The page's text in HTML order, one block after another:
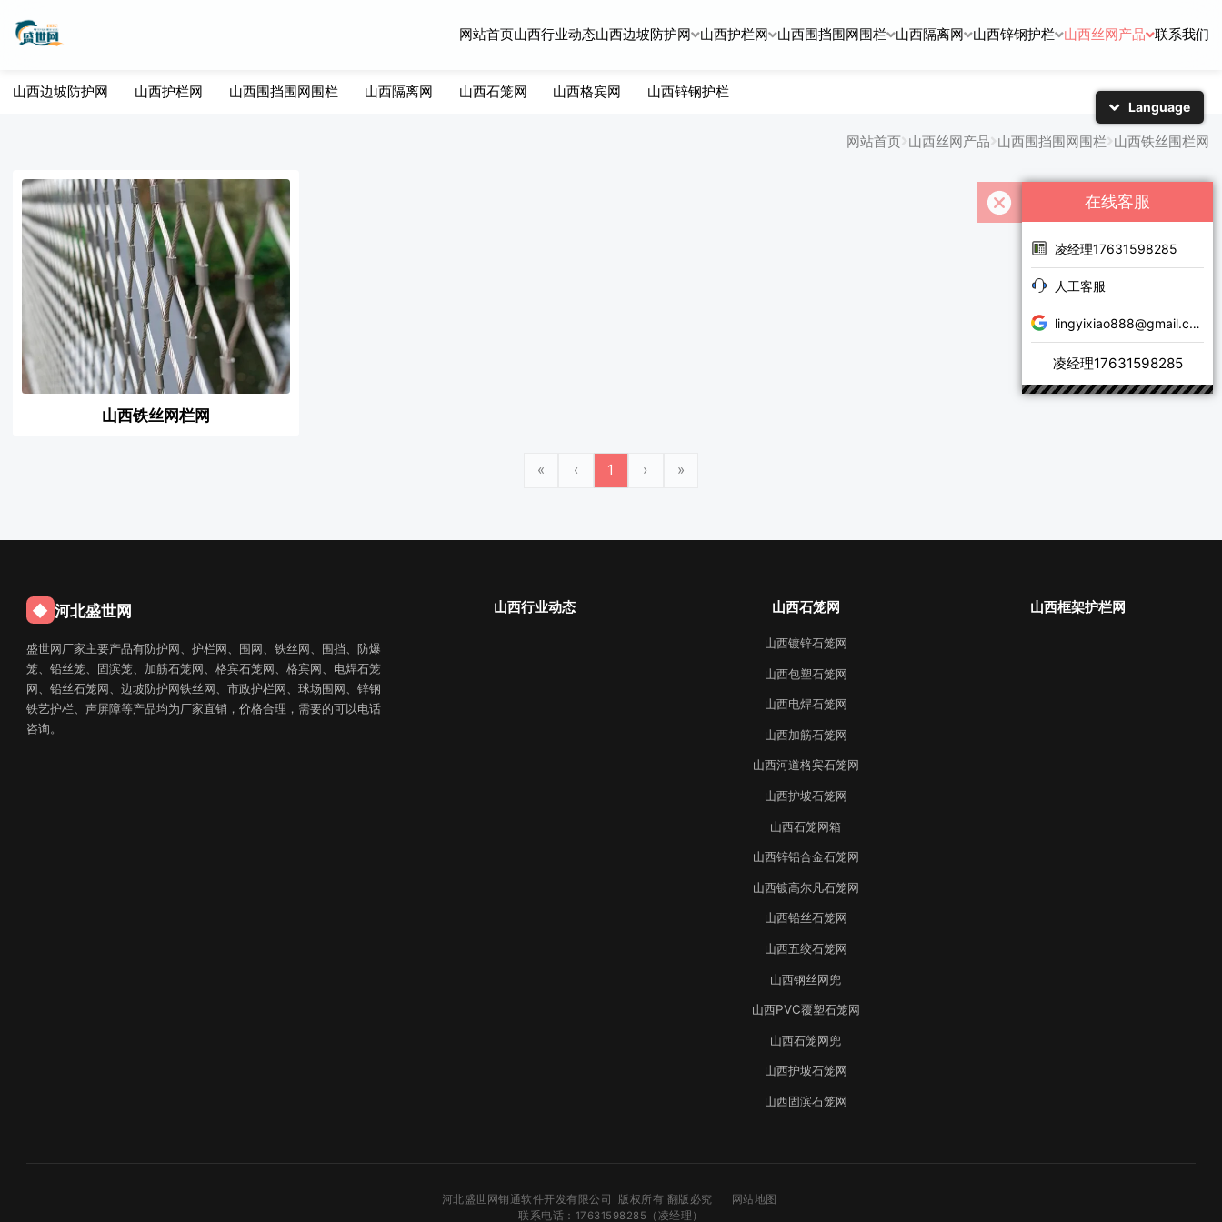
网站首页山西行业动态山西边坡防护网 山西护栏网 山西围挡围网围栏 山西隔离网 山西锌钢护栏 山西丝网产品 联系我们
山西边坡防护网 山西护栏网 山西围挡围网围栏 山西隔离网 山西石笼网 山西格宾网 山西锌钢护栏
网站首页 山西丝网产品 山西围挡围网围栏 山西铁丝围栏网
山西铁丝网栏网
« ‹ 1 › »
◆ 河北盛世网
盛世网厂家主要产品有防护网、护栏网、围网、铁丝网、围挡、防爆
笼、铅丝笼、固滨笼、加筋石笼网、格宾石笼网、格宾网、电焊石笼
网、铅丝石笼网、边坡防护网铁丝网、市政护栏网、球场围网、锌钢
铁艺护栏、声屏障等产品均为厂家直销，价格合理，需要的可以电话
咨询。
山西行业动态 山西石笼网
山西镀锌石笼网
山西包塑石笼网
山西电焊石笼网
山西加筋石笼网
山西河道格宾石笼网
山西护坡石笼网
山西石笼网箱
山西锌铝合金石笼网
山西镀高尔凡石笼网
山西铅丝石笼网
山西五绞石笼网
山西钢丝网兜
山西PVC覆塑石笼网
山西石笼网兜
山西护坡石笼网
山西固滨石笼网
山西框架护栏网
河北盛世网销通软件开发有限公司 版权所有 翻版必究
网站地图
联系电话：17631598285（凌经理）
在线客服
凌经理17631598285
人工客服
lingyixiao888@gmail.com
凌经理17631598285
Language
日本語
한국어